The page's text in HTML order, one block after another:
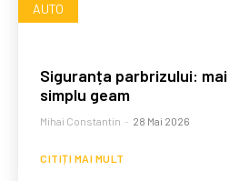
AUTO
Siguranța parbrizului:
simplu geam
Mihai Constantin - 28 Mai 2026
CITIȚI MAI MULT